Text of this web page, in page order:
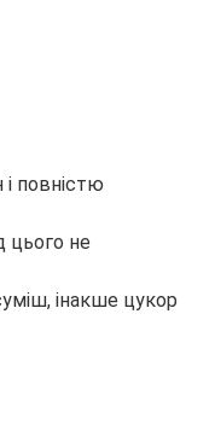
повністю
цього не
інакше цукор